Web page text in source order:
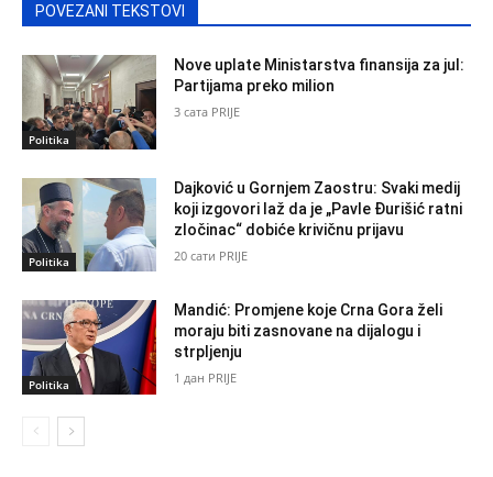
POVEZANI TEKSTOVI
Politika
Nove uplate Ministarstva finansija za jul:
Partijama preko milion
3 сата PRIJE
Politika
Dajković u Gornjem Zaostru: Svaki medij
koji izgovori laž da je „Pavle Đurišić ratni
zločinac“ dobiće krivičnu prijavu
20 сати PRIJE
Politika
Mandić: Promjene koje Crna Gora želi
moraju biti zasnovane na dijalogu i
strpljenju
1 дан PRIJE